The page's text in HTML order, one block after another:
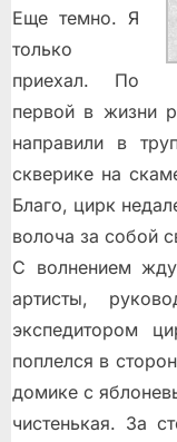
Еще темно. Я
только
приехал. По
первой в жизни
направили в
скверике на
Благо, цирк
волоча за собой
С волнением жду
артисты,
экспедитором
поплелся в
домике с
чистенькая. За